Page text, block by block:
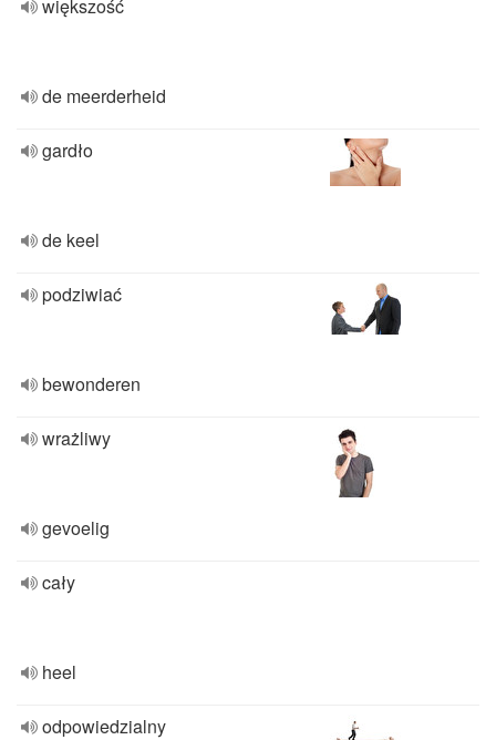
większość
de meerderheid
gardło
de keel
podziwiać
bewonderen
wrażliwy
gevoelig
cały
heel
odpowiedzialny